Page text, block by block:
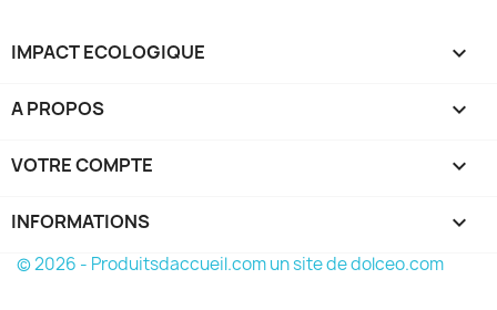
IMPACT ECOLOGIQUE 
A PROPOS 
VOTRE COMPTE 
INFORMATIONS keyboard_arrow_down
© 2026 - Produitsdaccueil.com un site de dolceo.com